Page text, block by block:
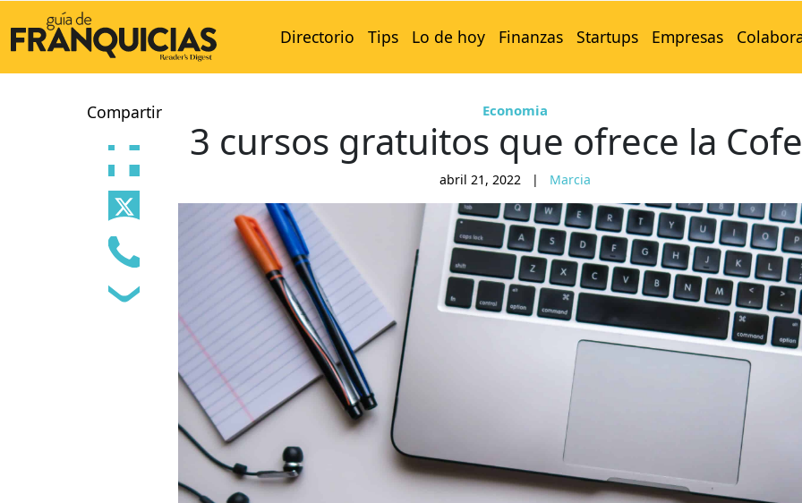
Directorio Tips Lo de hoy Finanzas Startups Empresas
Compartir Economia
3 cursos gratuitos que ofrece la
abril 21, 2022 | Marcia